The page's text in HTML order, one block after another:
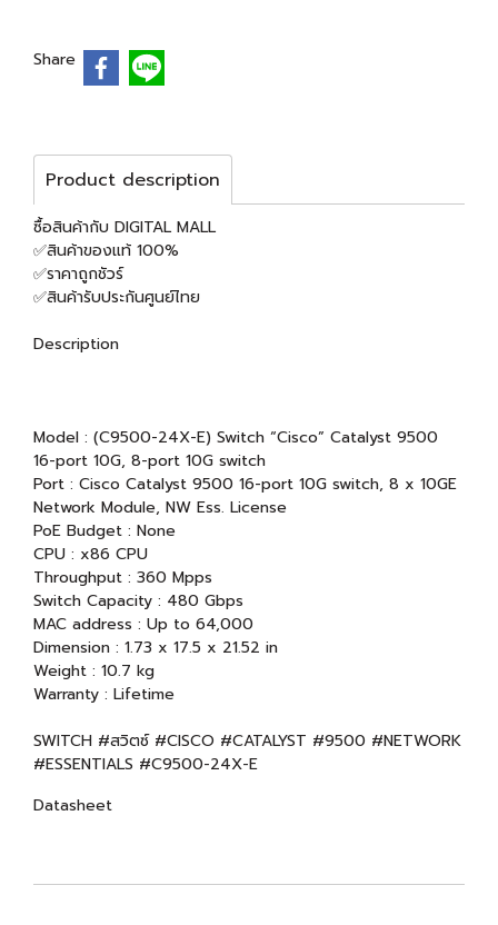
Share
Product description
ซื้อสินค้ากับ DIGITAL MALL
✅สินค้าของแท้ 100%
✅ราคาถูกชัวร์
✅สินค้ารับประกันศูนย์ไทย
Description
Model : (C9500-24X-E) Switch “Cisco” Catalyst 9500
16-port 10G, 8-port 10G switch
Port : Cisco Catalyst 9500 16-port 10G switch, 8 x 10GE
Network Module, NW Ess. License
PoE Budget : None
CPU : x86 CPU
Throughput : 360 Mpps
Switch Capacity : 480 Gbps
MAC address : Up to 64,000
Dimension : 1.73 x 17.5 x 21.52 in
Weight : 10.7 kg
Warranty : Lifetime
SWITCH #สวิตซ์ #CISCO #CATALYST #9500 #NETWORK
#ESSENTIALS #C9500-24X-E
Datasheet